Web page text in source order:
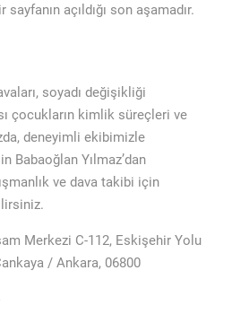
açıldığı son aşamadır.
soyadı değişikliği
çocukların kimlik süreçleri ve
deneyimli ekibimizle
Babaoğlan Yılmaz’dan
ve dava takibi için
Merkezi C-112, Eskişehir Yolu
/ Ankara, 06800